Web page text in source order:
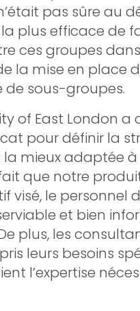
pas sûre au
plus efficace de
ces groupes
la mise en place
de sous-groupes.
of East London
pour définir la
mieux adaptée à
que notre
visé, le personnel
et bien
plus, les
leurs besoins
l’expertise